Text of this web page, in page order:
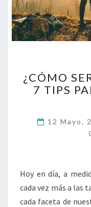
¿CÓMO
7 TIPS
12 Mayo,
Hoy en día, a
cada vez más a las
cada faceta de